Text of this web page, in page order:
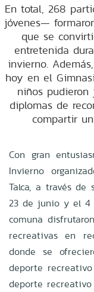
En total, 268
jóvenes—
que se
entretenida
invierno.
hoy en el
niños pudieron
diplomas de
compartir
Con gran
Invierno
Talca, a través de
23 de junio y el 4
comuna
recreativas en
donde se
deporte
deporte